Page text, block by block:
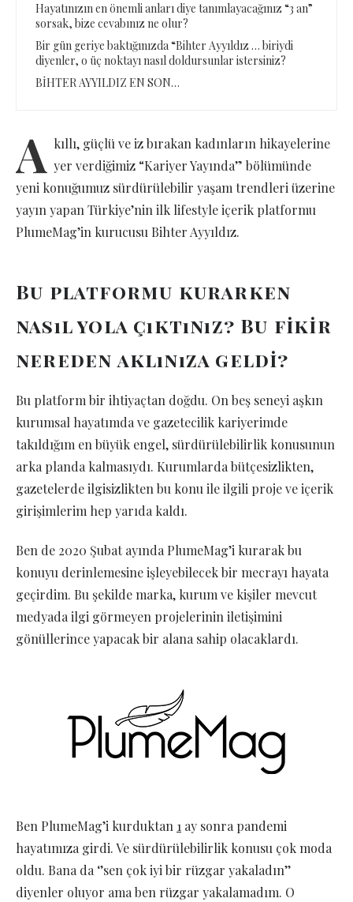
Hayatınızın en önemli anları diye tanımlayacağınız “3 an”
sorsak, bize cevabınız ne olur?
Bir gün geriye baktığınızda “Bihter Ayyıldız … biriydi
diyenler, o üç noktayı nasıl doldursunlar istersiniz?
BİHTER AYYILDIZ EN SON…
A kıllı, güçlü ve iz bırakan kadınların hikayelerine
yer verdiğimiz “Kariyer Yayında” bölümünde
yeni konuğumuz sürdürülebilir yaşam trendleri üzerine
yayın yapan Türkiye’nin ilk lifestyle içerik platformu
PlumeMag’in kurucusu Bihter Ayyıldız.
Bu platformu kurarken
nasıl yola çıktınız? Bu fikir
nereden aklınıza geldi?
Bu platform bir ihtiyaçtan doğdu. On beş seneyi aşkın
kurumsal hayatımda ve gazetecilik kariyerimde
takıldığım en büyük engel, sürdürülebilirlik konusunun
arka planda kalmasıydı. Kurumlarda bütçesizlikten,
gazetelerde ilgisizlikten bu konu ile ilgili proje ve içerik
girişimlerim hep yarıda kaldı.
Ben de 2020 Şubat ayında PlumeMag’i kurarak bu
konuyu derinlemesine işleyebilecek bir mecrayı hayata
geçirdim. Bu şekilde marka, kurum ve kişiler mevcut
medyada ilgi görmeyen projelerinin iletişimini
gönüllerince yapacak bir alana sahip olacaklardı.
Ben PlumeMag’i kurduktan 1 ay sonra pandemi
hayatımıza girdi. Ve sürdürülebilirlik konusu çok moda
oldu. Bana da ‘’sen çok iyi bir rüzgar yakaladın’’
diyenler oluyor ama ben rüzgar yakalamadım. O